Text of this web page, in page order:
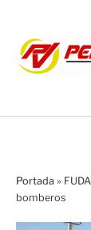
Portada »
bomberos